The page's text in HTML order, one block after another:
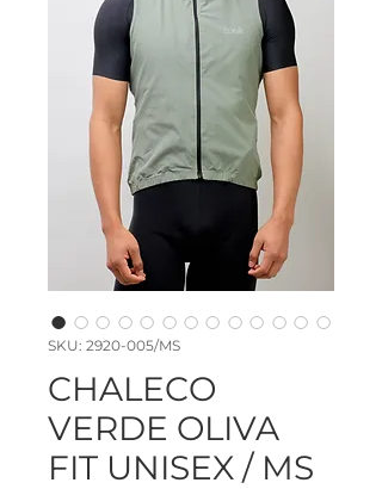
SKU: 2920-005/MS
CHALECO
VERDE OLIVA
FIT UNISEX / MS